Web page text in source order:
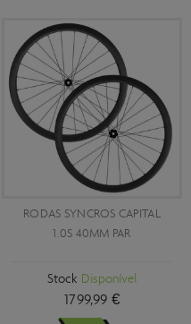
RODAS SYNCROS CAPITAL
1.0S 40MM PAR
Stock Disponível
1799,99 €